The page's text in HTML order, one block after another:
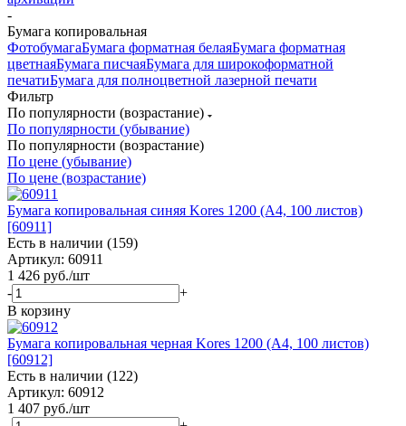
-
Бумага копировальная
ФотобумагаБумага форматная белаяБумага форматная
цветнаяБумага писчаяБумага для широкоформатной
печатиБумага для полноцветной лазерной печати
Фильтр
По популярности (возрастание)
По популярности (убывание)
По популярности (возрастание)
По цене (убывание)
По цене (возрастание)
Бумага копировальная синяя Kores 1200 (А4, 100 листов)
[60911]
Есть в наличии (159)
Артикул: 60911
1 426 руб./шт
-
+
В корзину
Бумага копировальная черная Kores 1200 (А4, 100 листов)
[60912]
Есть в наличии (122)
Артикул: 60912
1 407 руб./шт